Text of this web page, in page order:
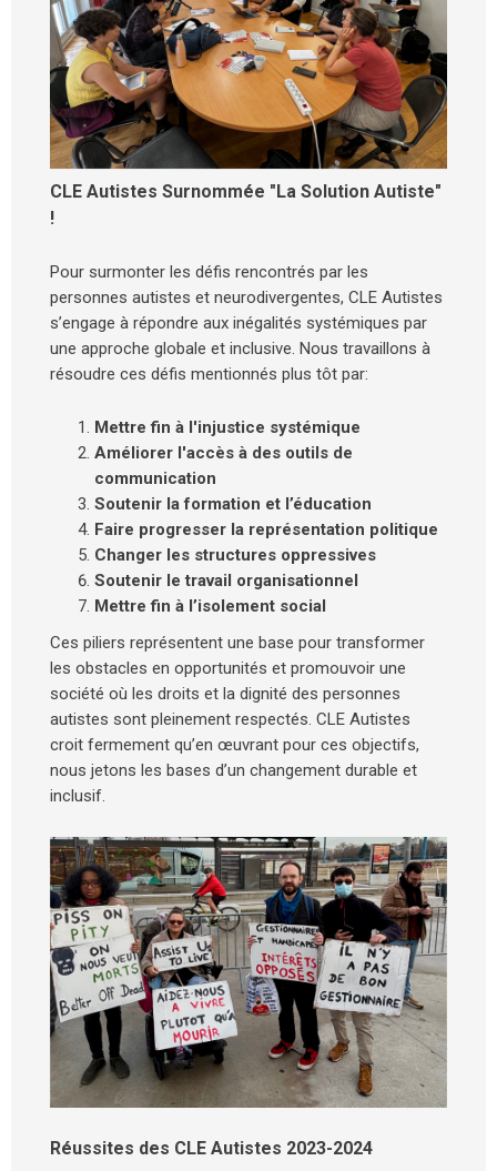
CLE Autistes Surnommée "La Solution Autiste"
!
Pour surmonter les défis rencontrés par les
personnes autistes et neurodivergentes, CLE Autistes
s’engage à répondre aux inégalités systémiques par
une approche globale et inclusive. Nous travaillons à
résoudre ces défis mentionnés plus tôt par:
Mettre fin à l'injustice systémique
Améliorer l'accès à des outils de
communication
Soutenir la formation et l’éducation
Faire progresser la représentation politique
Changer les structures oppressives
Soutenir le travail organisationnel
Mettre fin à l’isolement social
Ces piliers représentent une base pour transformer
les obstacles en opportunités et promouvoir une
société où les droits et la dignité des personnes
autistes sont pleinement respectés. CLE Autistes
croit fermement qu’en œuvrant pour ces objectifs,
nous jetons les bases d’un changement durable et
inclusif.
Réussites des CLE Autistes 2023-2024